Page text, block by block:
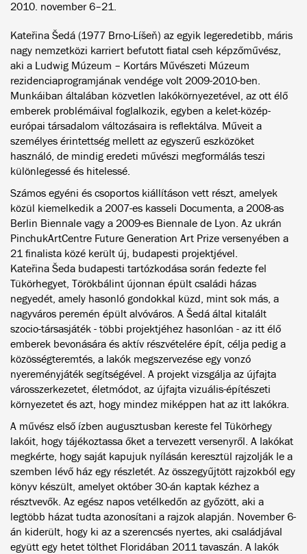
2010. november 6–21.
Kateřina Šedá (1977 Brno-Líšeň) az egyik legeredetibb, máris
nagy nemzetközi karriert befutott fiatal cseh képzőművész,
aki a Ludwig Múzeum – Kortárs Művészeti Múzeum
rezidenciaprogramjának vendége volt 2009-2010-ben.
Munkáiban általában közvetlen lakókörnyezetével, az ott élő
emberek problémáival foglalkozik, egyben a kelet-közép-
európai társadalom változásaira is reflektálva. Műveit a
személyes érintettség mellett az egyszerű eszközöket
használó, de mindig eredeti művészi megformálás teszi
különlegessé és hitelessé.
Számos egyéni és csoportos kiállításon vett részt, amelyek
közül kiemelkedik a 2007-es kasseli Documenta, a 2008-as
Berlin Biennale vagy a 2009-es Biennale de Lyon. Az ukrán
PinchukArtCentre Future Generation Art Prize versenyében a
21 finalista közé került új, budapesti projektjével.
Kateřina Šeda budapesti tartózkodása során fedezte fel
Tükörhegyet, Törökbálint újonnan épült családi házas
negyedét, amely hasonló gondokkal küzd, mint sok más, a
nagyváros peremén épült alvóváros. A Šedá által kitalált
szocio-társasjáték - többi projektjéhez hasonlóan - az itt élő
emberek bevonására és aktív részvételére épít, célja pedig a
közösségteremtés, a lakók megszervezése egy vonzó
nyereményjáték segítségével. A projekt vizsgálja az újfajta
városszerkezetet, életmódot, az újfajta vizuális-építészeti
környezetet és azt, hogy mindez miképpen hat az itt lakókra.
A művész első ízben augusztusban kereste fel Tükörhegy
lakóit, hogy tájékoztassa őket a tervezett versenyről. A lakókat
megkérte, hogy saját kapujuk nyílásán keresztül rajzolják le a
szemben lévő ház egy részletét. Az összegyűjtött rajzokból egy
könyv készült, amelyet október 30-án kaptak kézhez a
résztvevők. Az egész napos vetélkedőn az győzött, aki a
legtöbb házat tudta azonosítani a rajzok alapján. November 6-
án kiderült, hogy ki az a szerencsés nyertes, aki családjával
együtt egy hetet tölthet Floridában 2011 tavaszán. A lakók